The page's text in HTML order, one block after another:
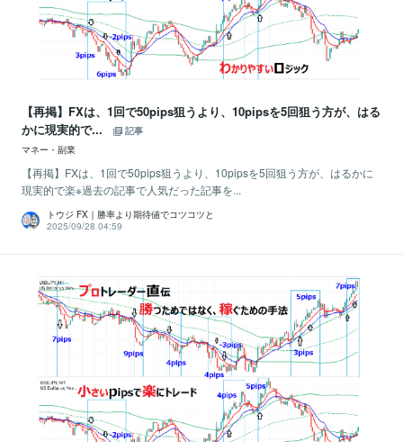
【再掲】FXは、1回で50pips狙うより、10pipsを5回狙う方が、はる
かに現実的で...
記事
マネー・副業
【再掲】FXは、1回で50pips狙うより、10pipsを5回狙う方が、はるかに
現実的で楽※過去の記事で人気だった記事を...
トウジ FX｜勝率より期待値でコツコツと
2025/09/28 04:59